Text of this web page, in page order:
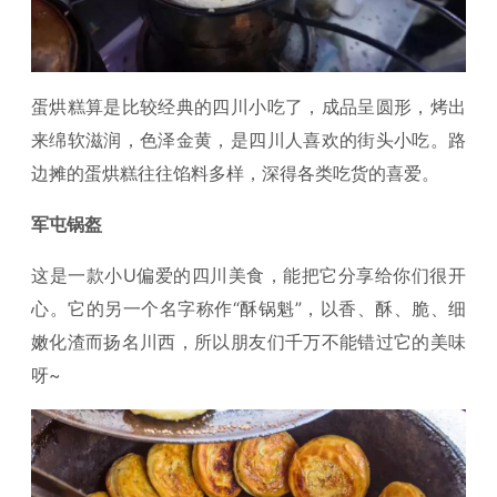
蛋烘糕算是比较经典的四川小吃了，成品呈圆形，烤出
来绵软滋润，色泽金黄，是四川人喜欢的街头小吃。路
边摊的蛋烘糕往往馅料多样，深得各类吃货的喜爱。
军屯锅盔
这是一款小U偏爱的四川美食，能把它分享给你们很开
心。它的另一个名字称作“酥锅魁”，以香、酥、脆、细
嫩化渣而扬名川西，所以朋友们千万不能错过它的美味
呀~